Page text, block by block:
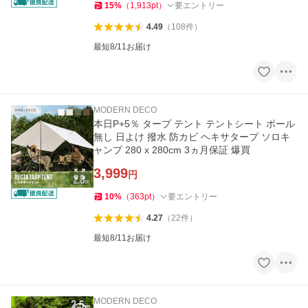
15% （ 1,913pt） 要エントリー
4.49（ 108件）
最短8/11お届け
MODERN DECO
本日P+5％ タープ テント テントシート ポール
無し 日よけ 撥水 防カビ ヘキサタープ ソロキ
ャンプ 280 x 280cm 3ヵ月保証 爆買
3,999円
10% （363pt） 要エントリー
4.27（22件）
最短8/11お届け
MODERN DECO